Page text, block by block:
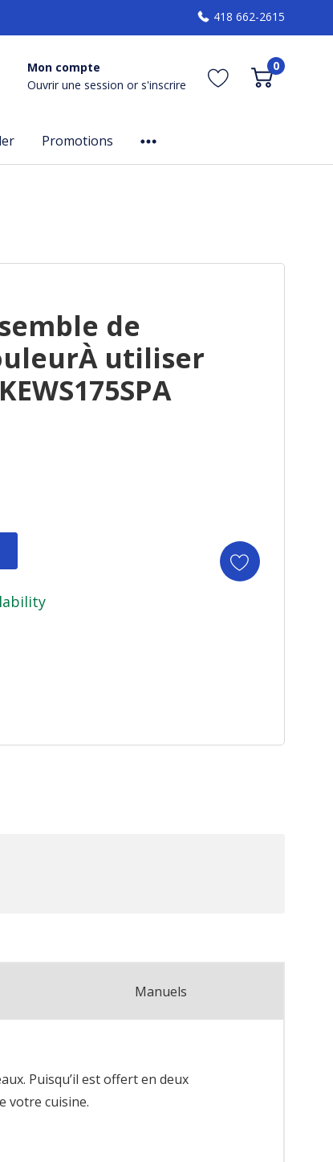
418 662-2615
Mon compte
Ouvrir une session or s'inscrire
0
Promotions
de
utiliser
Manuels
Puisqu’il est offert en deux
votre cuisine.